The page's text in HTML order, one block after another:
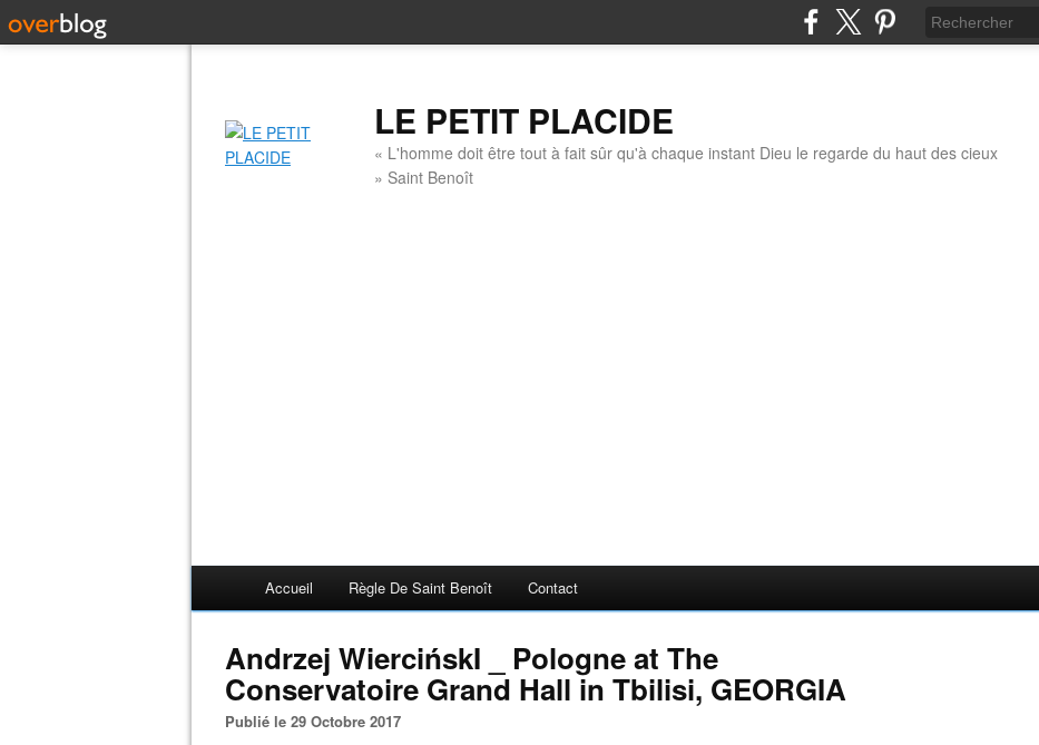
LE PETIT PLACIDE
« L'homme doit être tout à fait sûr qu'à chaque instant Dieu le regarde du haut des cieux
» Saint Benoît
Accueil Règle De Saint Benoît Contact
Andrzej WiercińskI _ Pologne at The
Conservatoire Grand Hall in Tbilisi, GEORGIA
Publié le 29 Octobre 2017